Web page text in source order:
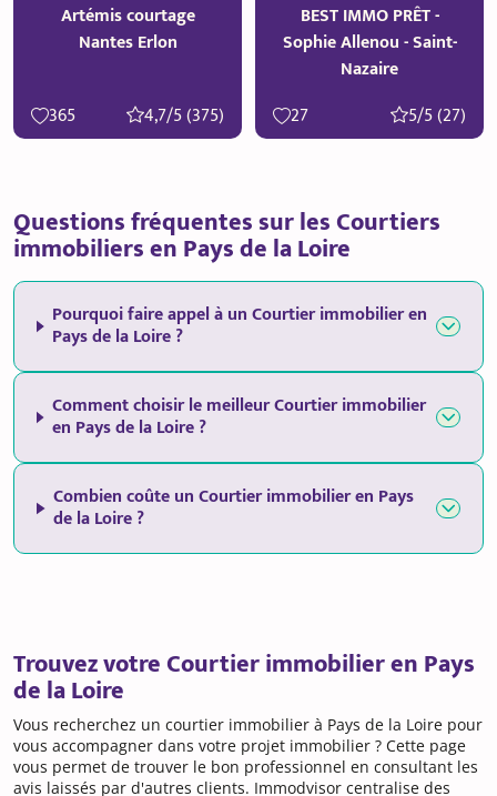
Artémis courtage
Nantes Erlon
365 4,7/5 (375)
BEST IMMO PRÊT -
Sophie Allenou - Saint-
Nazaire
27
5/5 (27)
Questions fréquentes sur les Courtiers
immobiliers en Pays de la Loire
Pourquoi faire appel à un Courtier immobilier en
Pays de la Loire ?
Comment choisir le meilleur Courtier immobilier
en Pays de la Loire ?
Combien coûte un Courtier immobilier en Pays
de la Loire ?
Trouvez votre Courtier immobilier en Pays
de la Loire
Vous recherchez un courtier immobilier à Pays de la Loire pour
vous accompagner dans votre projet immobilier ? Cette page
vous permet de trouver le bon professionnel en consultant les
avis laissés par d'autres clients. Immodvisor centralise des